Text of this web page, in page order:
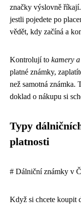
značky výslovně
jestli pojedete po
vědět, kdy začíná a
Kontrolují to kamery
platné známky,
než samotná známka.
doklad o nákupu si
Typy
platnosti
# Dálniční známky v
Když si chcete koupit